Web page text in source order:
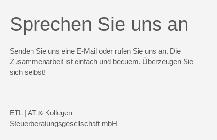
Sprechen Sie uns an
Senden Sie uns eine E-Mail oder rufen Sie uns an. Die
Zusammenarbeit ist einfach und bequem. Überzeugen Sie
sich selbst!
ETL | AT & Kollegen
Steuerberatungsgesellschaft mbH